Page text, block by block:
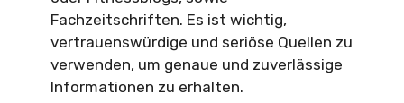
Fachzeitschriften. Es ist wichtig,
vertrauenswürdige und seriöse Quellen zu
verwenden, um genaue und zuverlässige
Informationen zu erhalten.